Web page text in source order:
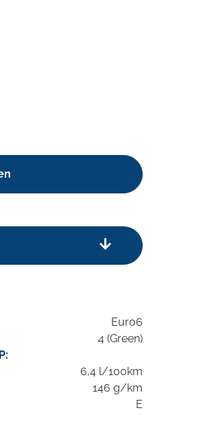
Euro6
4 (Green)
6,4 l/100km
146 g/km
E